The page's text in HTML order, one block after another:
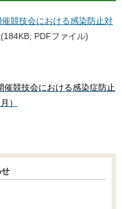
競技会における感染防止対
(184KB; PDFファイル)
競技会における感染症防止
）